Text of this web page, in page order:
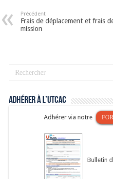
Précédent
Frais de déplacement et frais
mission
Adhérer à l’UTCAC
Adhérer via notre
Bulletin